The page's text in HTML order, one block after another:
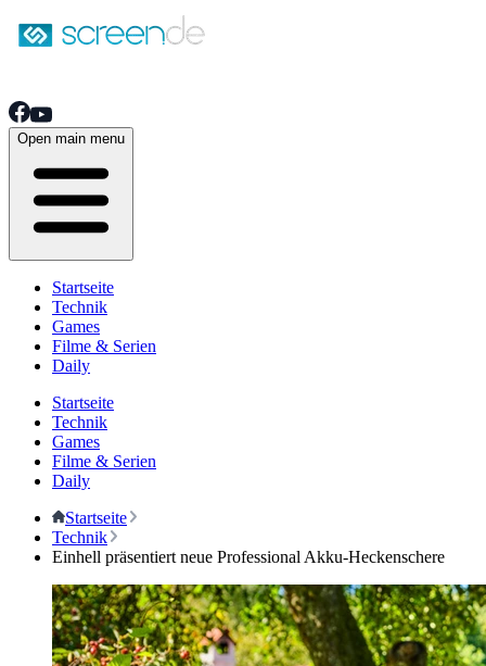
Open main menu
Startseite
Technik
Games
Filme & Serien
Daily
Startseite
Technik
Games
Filme & Serien
Daily
Startseite
Technik
Einhell präsentiert neue Professional Akku-Heckenschere